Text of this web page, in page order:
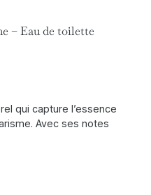
– Eau de toilette
qui capture l’essence
Avec ses notes